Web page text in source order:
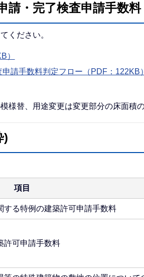
請・完了検査申請手数料
ください。
）
請手数料判定フロー（PDF：122KB）
様替、用途変更は変更部分の床面積
)
項目
する特例の建築許可申請手数料
許可申請手数料